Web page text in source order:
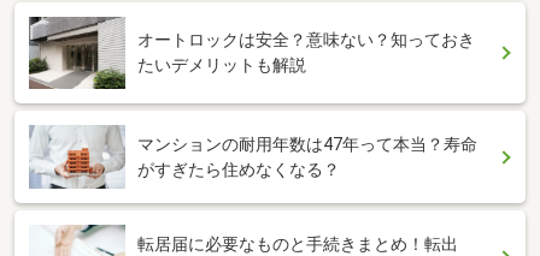
オートロックは安全？意味ない？知っておき
たいデメリットも解説
マンションの耐用年数は47年って本当？寿命
がすぎたら住めなくなる？
転居届に必要なものと手続きまとめ！転出